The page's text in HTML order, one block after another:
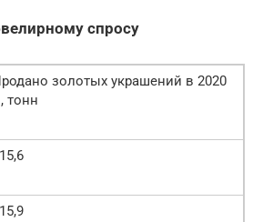
спросу
золотых украшений в 2020
тонн